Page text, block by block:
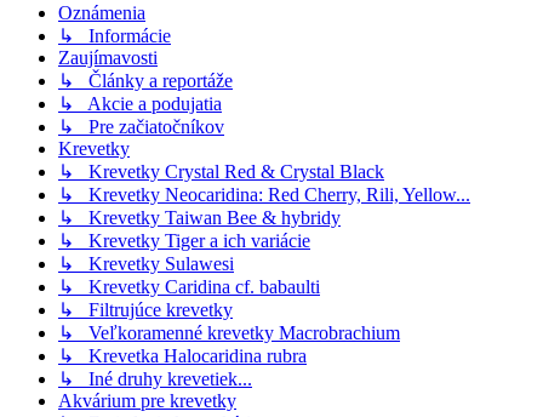
Oznámenia
↳ Informácie
Zaujímavosti
↳ Články a reportáže
↳ Akcie a podujatia
↳ Pre začiatočníkov
Krevetky
↳ Krevetky Crystal Red & Crystal Black
↳ Krevetky Neocaridina: Red Cherry, Rili, Yellow...
↳ Krevetky Taiwan Bee & hybridy
↳ Krevetky Tiger a ich variácie
↳ Krevetky Sulawesi
↳ Krevetky Caridina cf. babaulti
↳ Filtrujúce krevetky
↳ Veľkoramenné krevetky Macrobrachium
↳ Krevetka Halocaridina rubra
↳ Iné druhy krevetiek...
Akvárium pre krevetky